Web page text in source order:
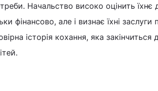
Начальство високо оцінить їхнє
фінансово, але і визнає їхні
історія кохання, яка